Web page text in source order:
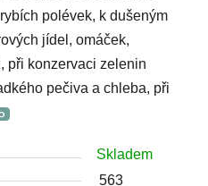
polévek, k dušeným
jídel, omáček,
při konzervaci zelenin
pečiva a chleba, při
Skladem
563